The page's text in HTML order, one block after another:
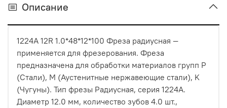
Описание
1224A 12R 1.0*48*12*100 Фреза радиусная —
применяется для фрезерования. Фреза
предназначена для обработки материалов групп P
(Стали), M (Аустенитные нержавеющие стали), K
(Чугуны). Тип фрезы Радиусная, серия 1224A.
Диаметр 12.0 мм, количество зубов 4.0 шт.,